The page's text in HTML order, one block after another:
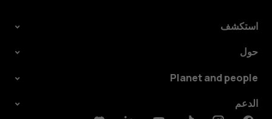
استكشف
حول
Planet and people
الدعم